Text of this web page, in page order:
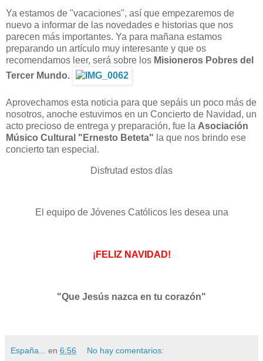
Ya estamos de "vacaciones", así que empezaremos de
nuevo a informar de las novedades e historias que nos
parecen más importantes. Ya para mañana estamos
preparando un artículo muy interesante y que os
recomendamos leer, será sobre los Misioneros Pobres del
Tercer Mundo.
Aprovechamos esta noticia para que sepáis un poco más de
nosotros, anoche estuvimos en un Concierto de Navidad, un
acto precioso de entrega y preparación, fue la Asociación
Músico Cultural "Ernesto Beteta" la que nos brindo ese
concierto tan especial.
Disfrutad estos días
El equipo de Jóvenes Católicos les desea una
¡FELIZ NAVIDAD!
"Que Jesús nazca en tu corazón"
España... en 6:56 No hay comentarios: